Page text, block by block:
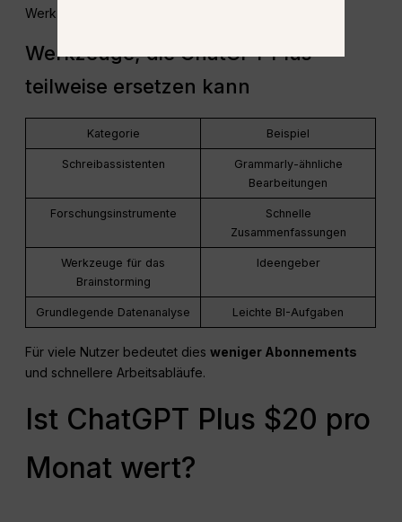
Werkzeuge verringern.
Werkzeuge, die ChatGPT Plus
teilweise ersetzen kann
Kategorie Beispiel
Schreibassistenten
Grammarly-ähnliche
Bearbeitungen
Forschungsinstrumente
Schnelle
Zusammenfassungen
Werkzeuge für das
Brainstorming
Ideengeber
Grundlegende Datenanalyse Leichte BI-Aufgaben
Für viele Nutzer bedeutet diesweniger Abonnements
und schnellere Arbeitsabläufe.
Ist ChatGPT Plus $20 pro
Monat wert?